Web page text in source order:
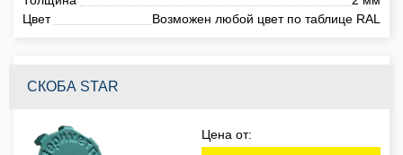
Цвет
Возможен любой цвет по таблице RAL
СКОБА STAR
Цена от: